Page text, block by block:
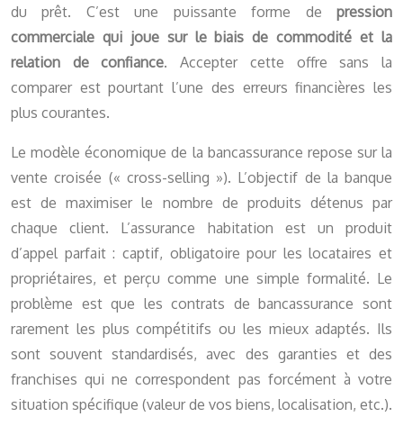
du prêt. C’est une puissante forme de pression
commerciale qui joue sur le biais de commodité et la
relation de confiance. Accepter cette offre sans la
comparer est pourtant l’une des erreurs financières les
plus courantes.
Le modèle économique de la bancassurance repose sur la
vente croisée (« cross-selling »). L’objectif de la banque
est de maximiser le nombre de produits détenus par
chaque client. L’assurance habitation est un produit
d’appel parfait : captif, obligatoire pour les locataires et
propriétaires, et perçu comme une simple formalité. Le
problème est que les contrats de bancassurance sont
rarement les plus compétitifs ou les mieux adaptés. Ils
sont souvent standardisés, avec des garanties et des
franchises qui ne correspondent pas forcément à votre
situation spécifique (valeur de vos biens, localisation, etc.).